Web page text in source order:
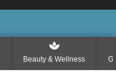
Beauty & Wellness